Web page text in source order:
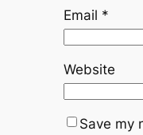
Email *
Website
Save my